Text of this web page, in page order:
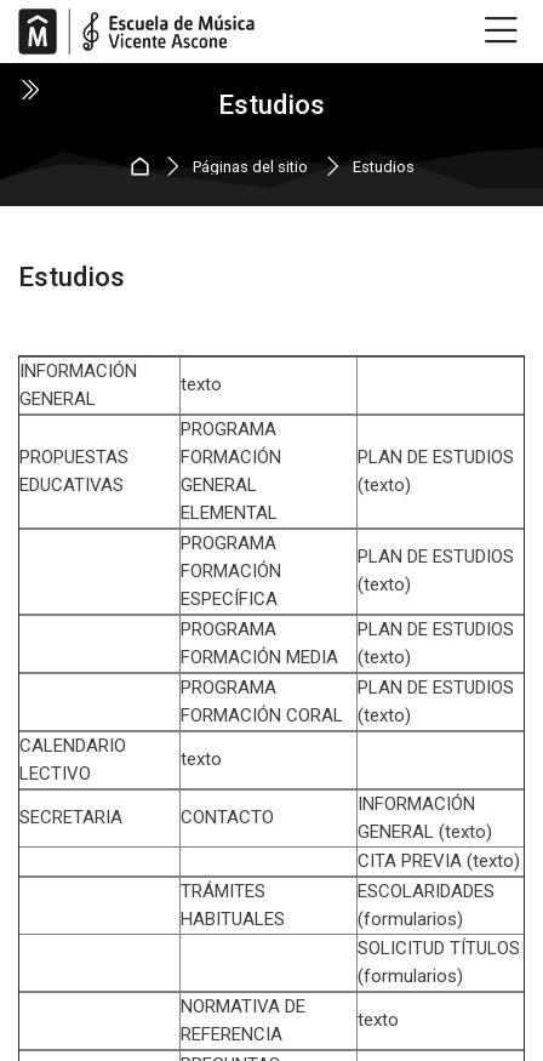
Skip to navigation
Skip to login form
Salta al contenido principal
Skip to accessibility options
Skip to footer
Skip accessibility options
Estudios
Página Principal
Páginas del sitio Estudios
Estudios
INFORMACIÓN
GENERAL
texto
PROPUESTAS
EDUCATIVAS
PROGRAMA
FORMACIÓN
GENERAL
ELEMENTAL
PLAN DE ESTUDIOS
(texto)
PROGRAMA
FORMACIÓN
ESPECÍFICA
PLAN DE ESTUDIOS
(texto)
PROGRAMA
FORMACIÓN MEDIA
PLAN DE ESTUDIOS
(texto)
PROGRAMA
FORMACIÓN CORAL
PLAN DE ESTUDIOS
(texto)
CALENDARIO
LECTIVO
texto
SECRETARIA CONTACTO
INFORMACIÓN
GENERAL (texto)
CITA PREVIA (texto)
TRÁMITES
HABITUALES
ESCOLARIDADES
(formularios)
SOLICITUD TÍTULOS
(formularios)
NORMATIVA DE
REFERENCIA
texto